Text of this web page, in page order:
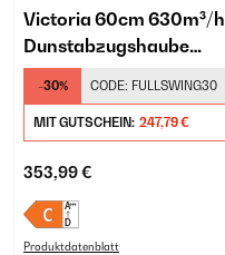
Victoria 60cm 630m³/h
Dunstabzugshaube
Retro Weiß
-30% CODE: FULLSWING30
MIT GUTSCHEIN: 247,79 €
353,99 €
Produktdatenblatt